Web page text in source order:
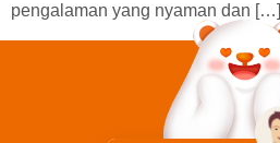
pengalaman yang nyaman dan […]